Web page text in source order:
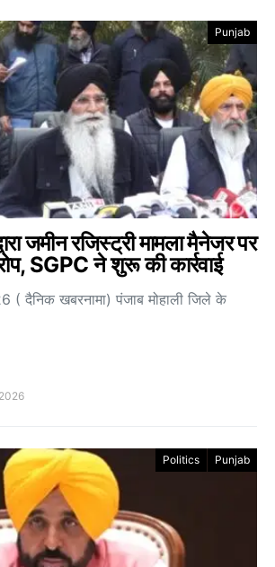
Punjab
जमीन रजिस्ट्री मामला मैनेजर पर
SGPC ने शुरू की कार्रवाई
( दैनिक खबरनामा) पंजाब मोहाली जिले के
Politics Punjab